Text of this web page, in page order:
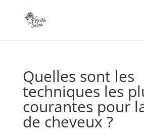
Quelles sont les
techniques les
courantes pour
de cheveux ?